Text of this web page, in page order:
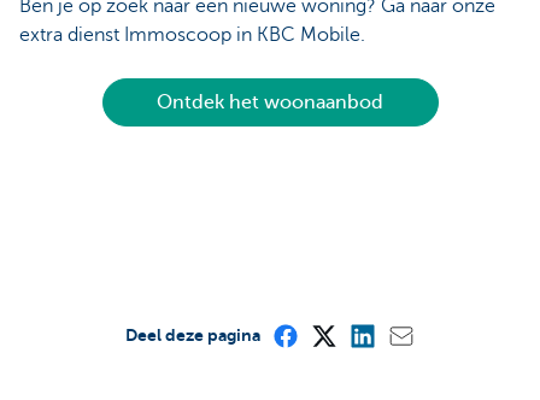
Ben je op zoek naar een nieuwe woning? Ga naar onze
extra dienst Immoscoop in KBC Mobile.
Ontdek het woonaanbod
Deel deze pagina